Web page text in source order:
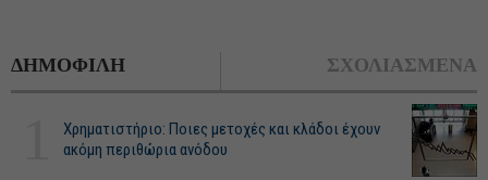
ΔΗΜΟΦΙΛΗ ΣΧΟΛΙΑΣΜΕΝΑ
Χρηματιστήριο: Ποιες μετοχές και κλάδοι έχουν
ακόμη περιθώρια ανόδου